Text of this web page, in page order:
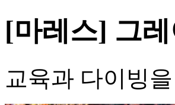
[마레스] 그
교육과 다이빙